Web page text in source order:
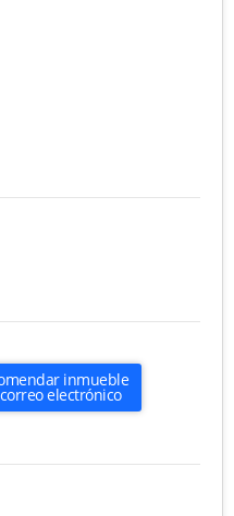
inmueble
electrónico